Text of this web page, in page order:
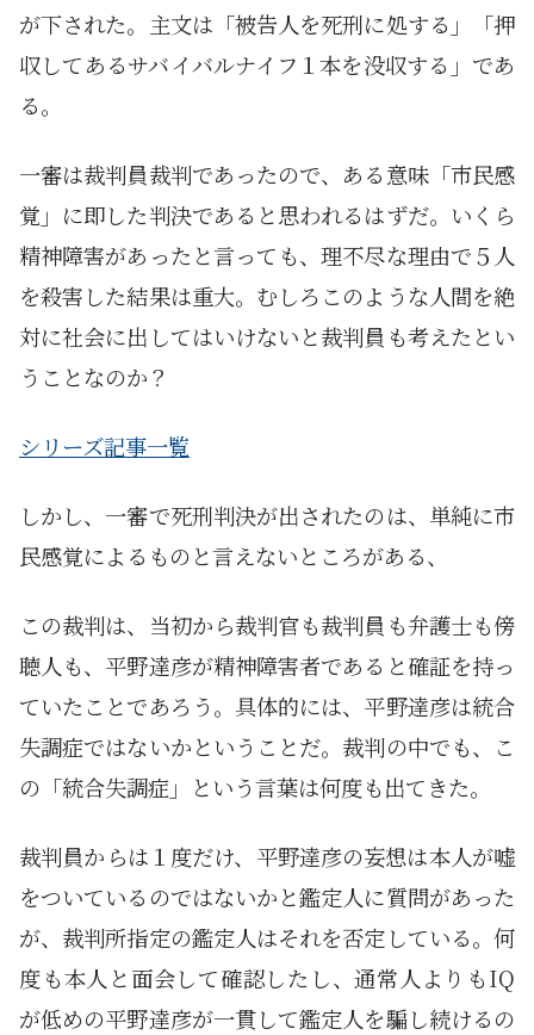
が下された。主文は「被告人を死刑に処する」「押
収してあるサバイバルナイフ１本を没収する」であ
る。
一審は裁判員裁判であったので、ある意味「市民感
覚」に即した判決であると思われるはずだ。いくら
精神障害があったと言っても、理不尽な理由で５人
を殺害した結果は重大。むしろこのような人間を絶
対に社会に出してはいけないと裁判員も考えたとい
うことなのか？
シリーズ記事一覧
しかし、一審で死刑判決が出されたのは、単純に市
民感覚によるものと言えないところがある、
この裁判は、当初から裁判官も裁判員も弁護士も傍
聴人も、平野達彦が精神障害者であると確証を持っ
ていたことであろう。具体的には、平野達彦は統合
失調症ではないかということだ。裁判の中でも、こ
の「統合失調症」という言葉は何度も出てきた。
裁判員からは１度だけ、平野達彦の妄想は本人が嘘
をついているのではないかと鑑定人に質問があった
が、裁判所指定の鑑定人はそれを否定している。何
度も本人と面会して確認したし、通常人よりもIQ
が低めの平野達彦が一貫して鑑定人を騙し続けるの